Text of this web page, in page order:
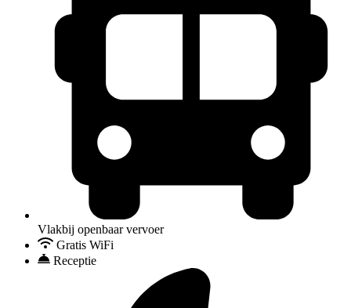
Vlakbij openbaar vervoer
Gratis WiFi
Receptie